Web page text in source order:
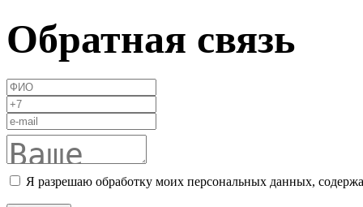
Обратная связь
Я разрешаю обработку моих персональных данных,